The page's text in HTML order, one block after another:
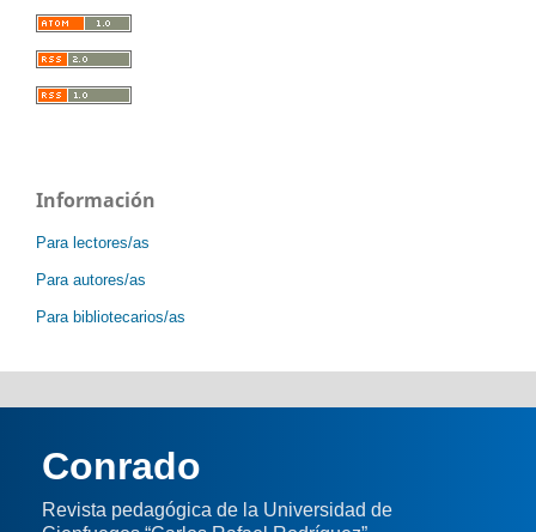
Información
Para lectores/as
Para autores/as
Para bibliotecarios/as
Conrado
Revista pedagógica de la Universidad de